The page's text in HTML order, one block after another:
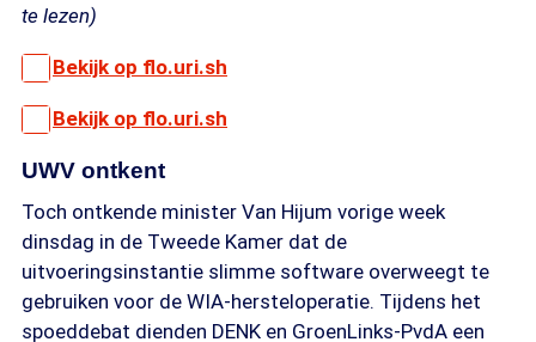
te lezen)
Bekijk op flo.uri.sh
Bekijk op flo.uri.sh
UWV ontkent
Toch ontkende minister Van Hijum vorige week
dinsdag in de Tweede Kamer dat de
uitvoeringsinstantie slimme software overweegt te
gebruiken voor de WIA-hersteloperatie. Tijdens het
spoeddebat dienden DENK en GroenLinks-PvdA een